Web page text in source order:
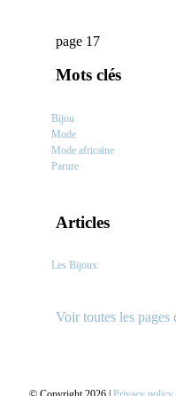
page 17
Mots clés
Bijou
Mode
Mode africaine
Parure
Articles
Les Bijoux
Voir toutes les pages